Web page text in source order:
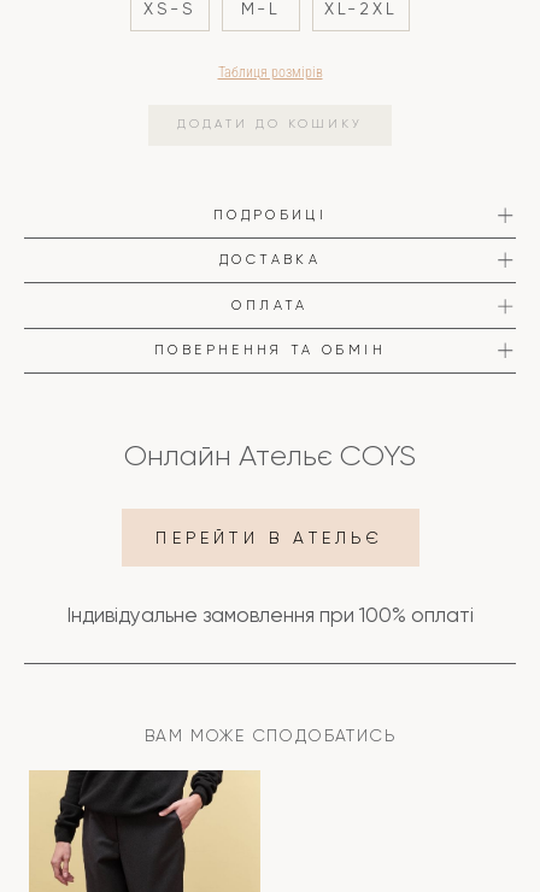
XS-S M-L XL-2XL
Таблиця розмірів
ДОДАТИ ДО КОШИКУ
Онлайн Ательє COYS
ПЕРЕЙТИ В АТЕЛЬЄ
Індивідуальне замовлення при 100% оплаті
ВАМ МОЖЕ СПОДОБАТИСЬ